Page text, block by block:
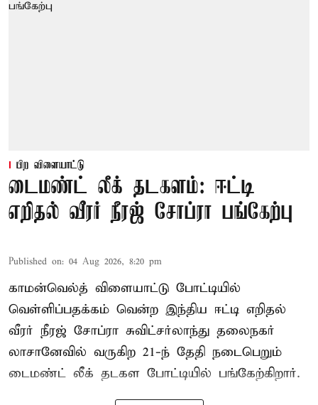
பிற விளையாட்டு
டைமண்ட் லீக் தடகளம்: ஈட்டி
எறிதல் வீரர் நீரஜ் சோப்ரா பங்கேற்பு
Published on: 04 Aug 2026, 8:20 pm
காமன்வெல்த் விளையாட்டு போட்டியில்
வெள்ளிப்பதக்கம் வென்ற இந்திய ஈட்டி எறிதல்
வீரர் நீரஜ் சோப்ரா சுவிட்சர்லாந்து தலைநகர்
லாசானேவில் வருகிற 21-ந் தேதி நடைபெறும்
டைமண்ட் லீக் தடகள போட்டியில் பங்கேற்கிறார்.